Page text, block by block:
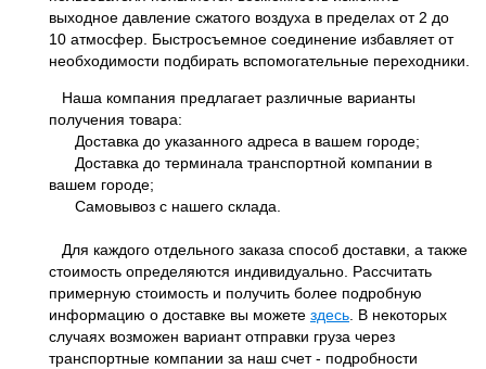
выходное давление сжатого воздуха в пределах от 2 до
10 атмосфер. Быстросъемное соединение избавляет от
необходимости подбирать вспомогательные переходники.
Наша компания предлагает различные варианты
получения товара:
Доставка до указанного адреса в вашем городе;
Доставка до терминала транспортной компании в
вашем городе;
Самовывоз с нашего склада.
Для каждого отдельного заказа способ доставки, а также
стоимость определяются индивидуально. Рассчитать
примерную стоимость и получить более подробную
информацию о доставке вы можете здесь . В некоторых
случаях возможен вариант отправки груза через
транспортные компании за наш счет - подробности